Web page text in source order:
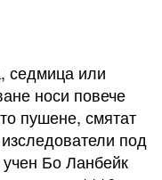
седмица или
носи повече
пушене, смятат
под
учен Бо Ланбейк